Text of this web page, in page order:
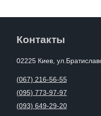
Контакты
02225 Киев,
(067) 216-56-55
(095) 773-97-97
(093) 649-29-20